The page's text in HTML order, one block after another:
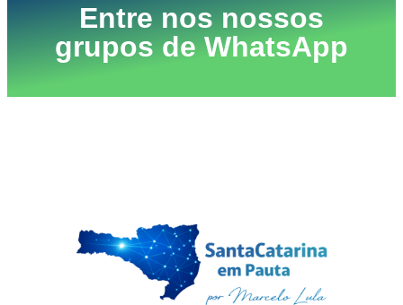
Entre nos nossos
grupos de WhatsApp